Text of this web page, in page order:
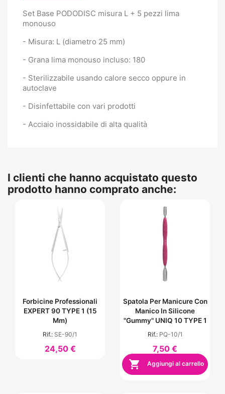
Set Base PODODISC misura L + 5 pezzi lima
monouso
- Misura: L (diametro 25 mm)
- Grana lima monouso incluso: 180
- Sterilizzabile usando calore secco oppure in
autoclave
- Disinfettabile con vari prodotti
- Acciaio inossidabile di alta qualità
I clienti che hanno acquistato questo
prodotto hanno comprato anche:
Forbicine Professionali
EXPERT 90 TYPE 1 (15
Mm)
Rif.: SE-90/1
24,50 €
Spatola Per Manicure Con
Manico In Silicone
"Gummy" UNIQ 10 TYPE 1
Rif.: PQ-10/1
7,50 €
 Aggiungi al carrello